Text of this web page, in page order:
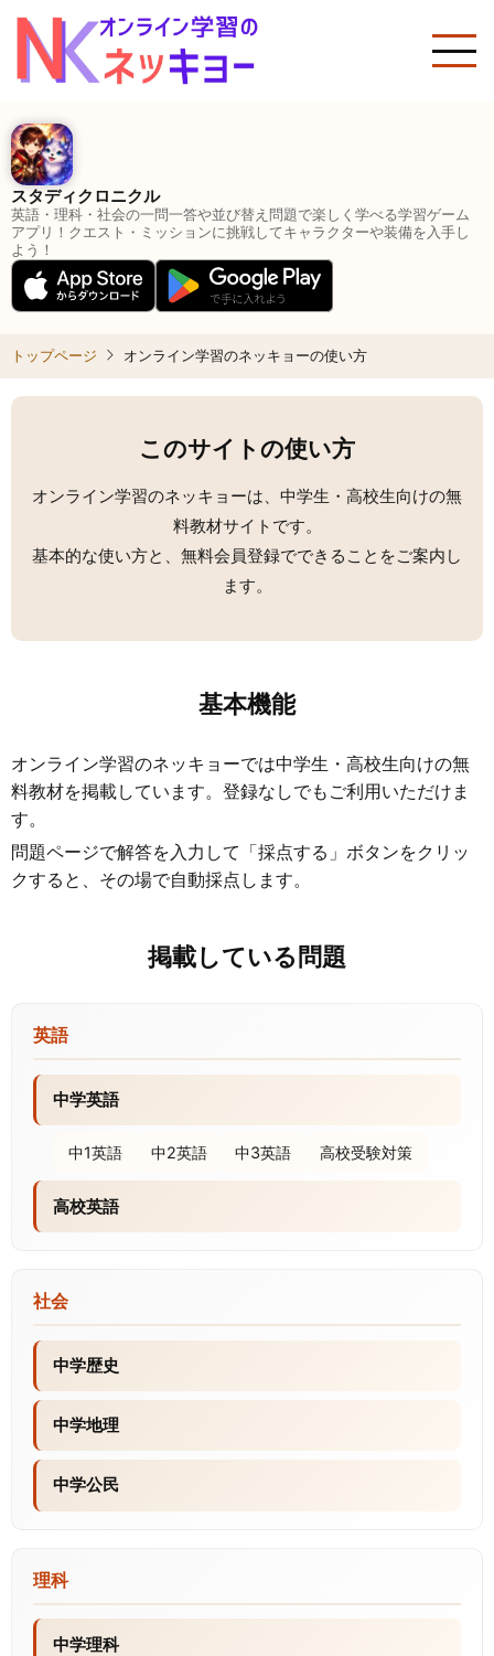
メ
ン
テ
ン
ツ
に
移
スタディクロニクル
英語・理科・社会の一問一答や並び替え問題で楽しく学べる学習ゲーム
アプリ！クエスト・ミッションに挑戦してキャラクターや装備を入手し
よう！
トップページ オンライン学習のネッキョーの使い方
このサイトの使い方
オンライン学習のネッキョーは、中学生・高校生向けの無
料教材サイトです。
基本的な使い方と、無料会員登録でできることをご案内し
ます。
基本機能
オンライン学習のネッキョーでは中学生・高校生向けの無
料教材を掲載しています。登録なしでもご利用いただけま
す。
問題ページで解答を入力して「採点する」ボタンをクリッ
クすると、その場で自動採点します。
掲載している問題
英語
中学英語
中1英語 中2英語 中3英語 高校受験対策
高校英語
社会
中学歴史
中学地理
中学公民
理科
中学理科